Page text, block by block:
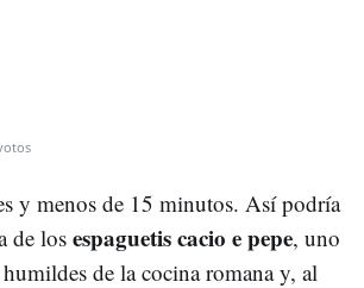
y menos de 15 minutos. Así podría
de los espaguetis cacio e pepe, uno
de la cocina romana y, al